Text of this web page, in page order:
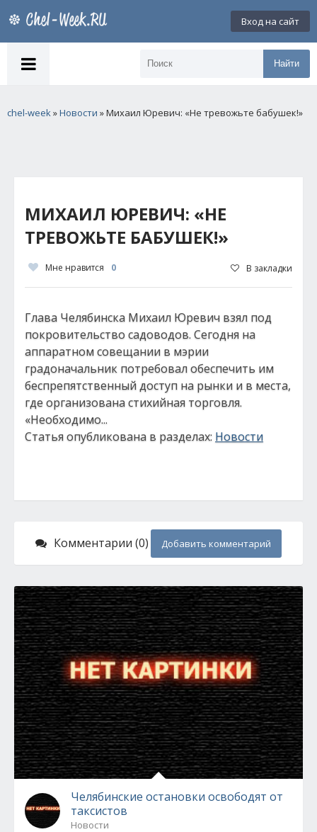
Вход на сайт
Найти
chel-week»Новости » Михаил Юревич: «Не тревожьте бабушек!»
МИХАИЛ ЮРЕВИЧ: «НЕ
ТРЕВОЖЬТЕ БАБУШЕК!»
Мне нравится 0 В закладки
Глава Челябинска Михаил Юревич взял под
покровительство садоводов. Сегодня на
аппаратном совещании в мэрии
градоначальник потребовал обеспечить им
беспрепятственный доступ на рынки и в места,
где организована стихийная торговля.
«Необходимо...
Статья опубликована в разделах: Новости
Комментарии (0) Добавить комментарий
Челябинские остановки освободят от
таксистов
Новости